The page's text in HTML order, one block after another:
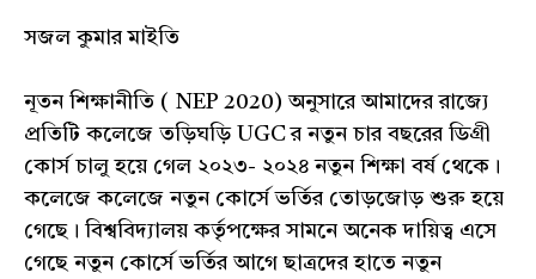
সজল কুমার মাইতি
নূতন শিক্ষানীতি ( NEP 2020) অনুসারে আমাদের রাজ্যে
প্রতিটি কলেজে তড়িঘড়ি UGC র নতুন চার বছরের ডিগ্রী
কোর্স চালু হয়ে গেল ২০২৩- ২০২৪ নতুন শিক্ষা বর্ষ থেকে।
কলেজে কলেজে নতুন কোর্সে ভর্তির তোড়জোড় শুরু হয়ে
গেছে। বিশ্ববিদ্যালয় কর্তৃপক্ষের সামনে অনেক দায়িত্ব এসে
গেছে নতুন কোর্সে ভর্তির আগে ছাত্রদের হাতে নতুন